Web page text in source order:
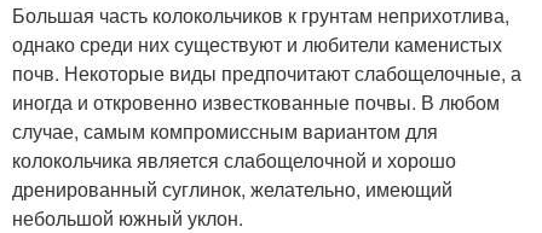
Большая часть колокольчиков к грунтам неприхотлива,
однако среди них существуют и любители каменистых
почв. Некоторые виды предпочитают слабощелочные, а
иногда и откровенно известкованные почвы. В любом
случае, самым компромиссным вариантом для
колокольчика является слабощелочной и хорошо
дренированный суглинок, желательно, имеющий
небольшой южный уклон.